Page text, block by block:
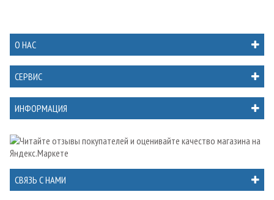
О НАС
СЕРВИС
ИНФОРМАЦИЯ
СВЯЗЬ С НАМИ